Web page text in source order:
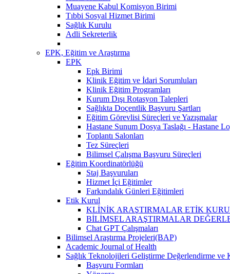
Muayene Kabul Komisyon Birimi
Tıbbi Sosyal Hizmet Birimi
Sağlık Kurulu
Adli Sekreterlik
EPK, Eğitim ve Araştırma
EPK
Epk Birimi
Klinik Eğitim ve İdari Sorumluları
Klinik Eğitim Programları
Kurum Dışı Rotasyon Talepleri
Sağlıkta Doçentlik Başvuru Şartları
Eğitim Görevlisi Süreçleri ve Yazışmalar
Hastane Sunum Dosya Taslağı - Hastane
Toplantı Salonları
Tez Süreçleri
Bilimsel Çalışma Başvuru Süreçleri
Eğitim Koordinatörlüğü
Staj Başvuruları
Hizmet İçi Eğitimler
Farkındalık Günleri Eğitimleri
Etik Kurul
KLİNİK ARAŞTIRMALAR ETİK KURUL
BİLİMSEL ARAŞTIRMALAR
Chat GPT Çalışmaları
Bilimsel Araştırma Projeleri(BAP)
Academic Journal of Health
Sağlık Teknolojileri Geliştirme Değerlendirme ve
Başvuru Formları